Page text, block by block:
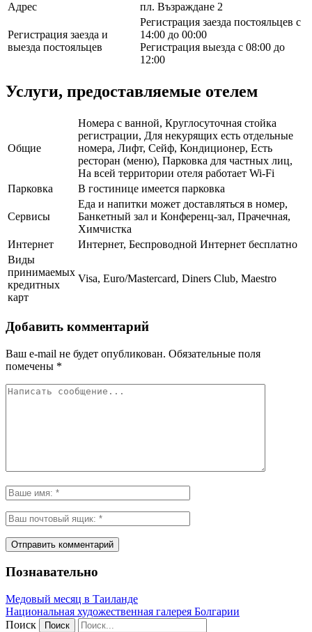
Адрес
пл. Възраждане 2
Регистрация заезда и
выезда постояльцев
Регистрация заезда постояльцев с
14:00 до 00:00
Регистрация выезда с 08:00 до
12:00
Услуги, предоставляемые отелем
Общие
Номера с ванной, Круглосуточная стойка
регистрации, Для некурящих есть отдельные
номера, Лифт, Сейф, Кондиционер, Есть
ресторан (меню), Парковка для частных лиц,
На всей территории отеля работает Wi-Fi
Парковка
В гостинице имеется парковка
Сервисы
Еда и напитки может доставляться в номер,
Банкетный зал и Конференц-зал, Прачечная,
Химчистка
Интернет
Интернет, Беспроводной Интернет бесплатно
Виды
принимаемых
кредитных
карт
Visa, Euro/Mastercard, Diners Club, Maestro
Добавить комментарий
Ваш e-mail не будет опубликован. Обязательные поля
помечены *
Познавательно
Медовый месяц в Таиланде
Национальная художественная галерея Болгарии
Поиск